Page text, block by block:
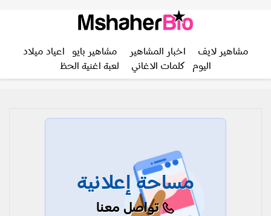
مشاهير لايف اخبار المشاهير مشاهير بايو
اعياد ميلاد
اليوم
كلمات الاغاني لعبة اغنية الحظ
مساحة إعلانية
تواصل معنا